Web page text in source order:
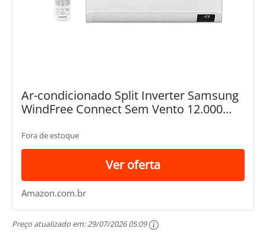
Ar-condicionado Split Inverter Samsung
WindFree Connect Sem Vento 12.000
220V 220V
Fora de estoque
Ver oferta
Amazon.com.br
Preço atualizado em:29/07/2026 05:09